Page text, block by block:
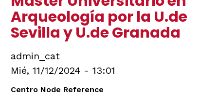
Arqueología por la U.de
Sevilla y U.de Granada
admin_cat
Mié, 11/12/2024 - 13:01
Centro Node Reference